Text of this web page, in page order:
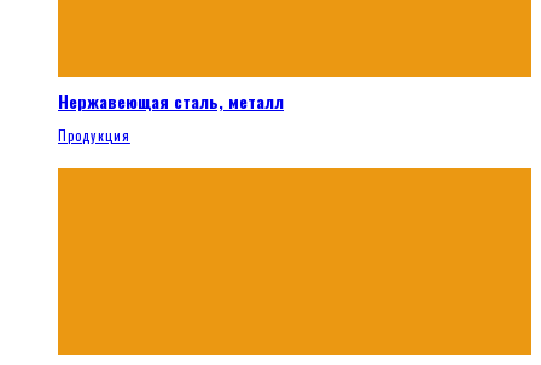
Нержавеющая сталь, металл
Продукция